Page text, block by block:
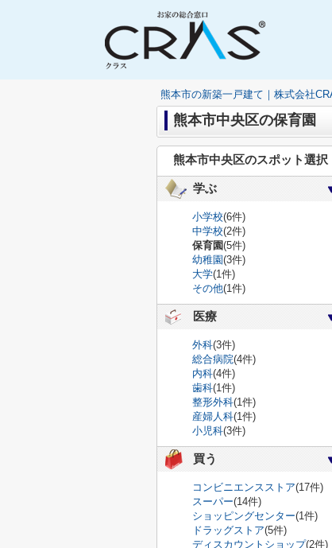
熊本市の新築一戸建て｜株式会社
熊本市中央区の保育園
熊本市中央区のスポット選択
学ぶ
小学校(6件)
中学校(2件)
保育園(5件)
幼稚園(3件)
大学(1件)
その他(1件)
医療
外科(3件)
総合病院(4件)
内科(4件)
歯科(1件)
整形外科(1件)
産婦人科(1件)
小児科(3件)
買う
コンビニエンスストア(17件)
スーパー(14件)
ショッピングセンター(1件)
ドラッグストア(5件)
ディスカウントショップ(2件)